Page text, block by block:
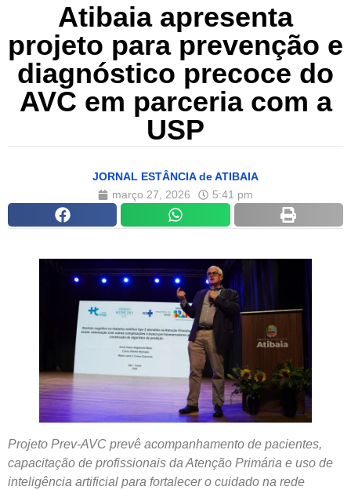
Atibaia apresenta
projeto para prevenção e
diagnóstico precoce do
AVC em parceria com a
USP
JORNAL ESTÂNCIA de ATIBAIA
março 27, 2026
5:41 pm
Projeto Prev-AVC prevê acompanhamento de pacientes,
capacitação de profissionais da Atenção Primária e uso de
inteligência artificial para fortalecer o cuidado na rede